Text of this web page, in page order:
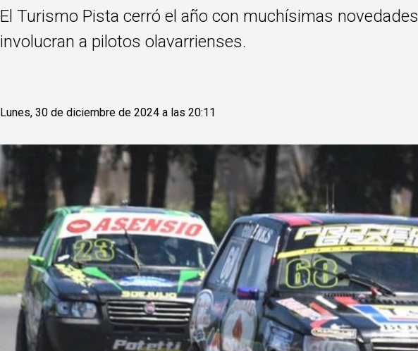
El Turismo Pista cerró el año con muchísimas
involucran a pilotos olavarrienses.
Lunes, 30 de diciembre de 2024 a las 20:11